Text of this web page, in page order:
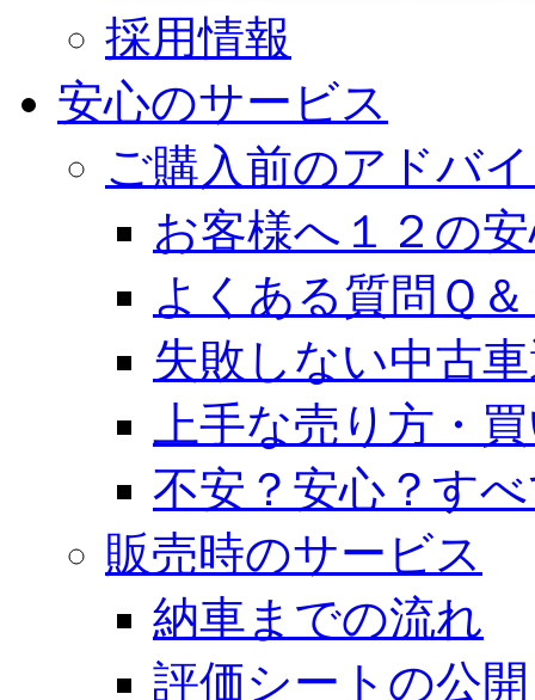
採用情報
安心のサービス
ご購入前のアドバ
お客様へ１２の
よくある質問Ｑ
失敗しない中古
上手な売り方・
不安？安心？す
販売時のサービス
納車までの流れ
評価シートの公開